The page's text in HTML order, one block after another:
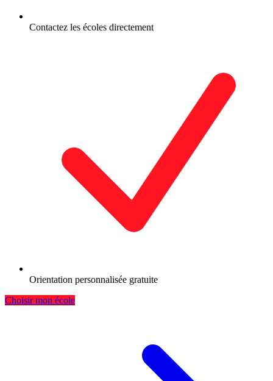
Contactez les écoles directement
Orientation personnalisée gratuite
Choisir mon école